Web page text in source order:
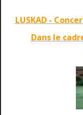
LUSKAD -
Dans le